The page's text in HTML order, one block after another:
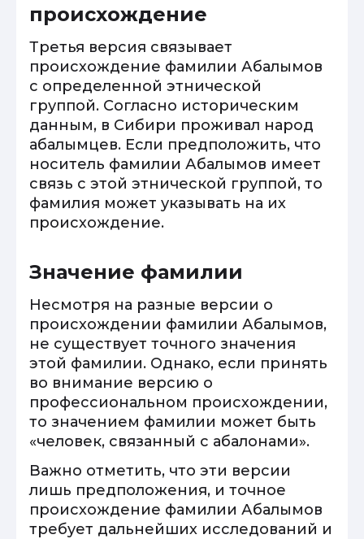
происхождение
Третья версия связывает
происхождение фамилии Абалымов
с определенной этнической
группой. Согласно историческим
данным, в Сибири проживал народ
абалымцев. Если предположить, что
носитель фамилии Абалымов имеет
связь с этой этнической группой, то
фамилия может указывать на их
происхождение.
Значение фамилии
Несмотря на разные версии о
происхождении фамилии Абалымов,
не существует точного значения
этой фамилии. Однако, если принять
во внимание версию о
профессиональном происхождении,
то значением фамилии может быть
«человек, связанный с абалонами».
Важно отметить, что эти версии
лишь предположения, и точное
происхождение фамилии Абалымов
требует дальнейших исследований и